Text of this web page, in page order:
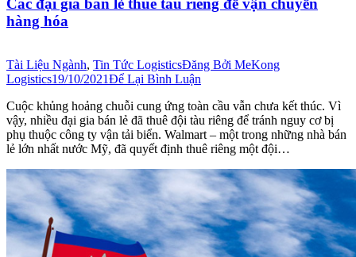
Các đại gia bán lẻ thuê tàu riêng để vận chuyển
hàng hóa
Tài Liệu Ngành, Tin Tức LogisticsĐăng Bởi MeKong
Logistics19/10/2021Để Lại Bình Luận
Cuộc khủng hoảng chuỗi cung ứng toàn cầu vẫn chưa kết thúc. Vì
vậy, nhiều đại gia bán lẻ đã thuê đội tàu riêng để tránh nguy cơ bị
phụ thuộc công ty vận tải biển. Walmart – một trong những nhà bán
lẻ lớn nhất nước Mỹ, đã quyết định thuê riêng một đội…